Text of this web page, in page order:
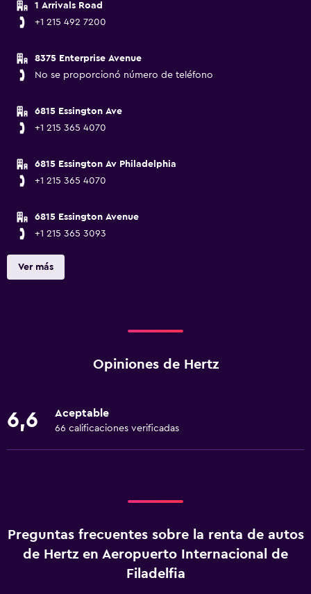
1 Arrivals Road
+1 215 492 7200
8375 Enterprise Avenue
No se proporcionó número de teléfono
6815 Essington Ave
+1 215 365 4070
6815 Essington Av Philadelphia
+1 215 365 4070
6815 Essington Avenue
+1 215 365 3093
Ver más
Opiniones de Hertz
6,6 Aceptable
66 calificaciones verificadas
Preguntas frecuentes sobre la renta de autos
de Hertz en Aeropuerto Internacional de
Filadelfia